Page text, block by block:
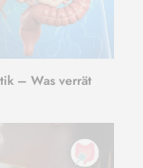
– Was verrät